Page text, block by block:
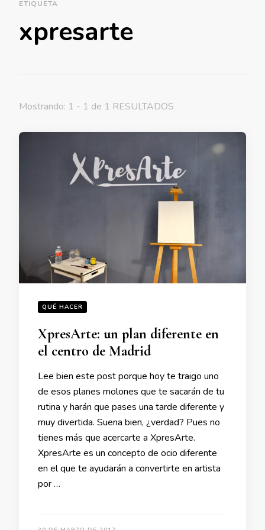
ETIQUETA
xpresarte
Mostrando: 1 - 1 de 1 RESULTADOS
QUÉ HACER
XpresArte: un plan diferente en
el centro de Madrid
Lee bien este post porque hoy te traigo uno
de esos planes molones que te sacarán de tu
rutina y harán que pases una tarde diferente y
muy divertida. Suena bien, ¿verdad? Pues no
tienes más que acercarte a XpresArte.
XpresArte es un concepto de ocio diferente
en el que te ayudarán a convertirte en artista
por …